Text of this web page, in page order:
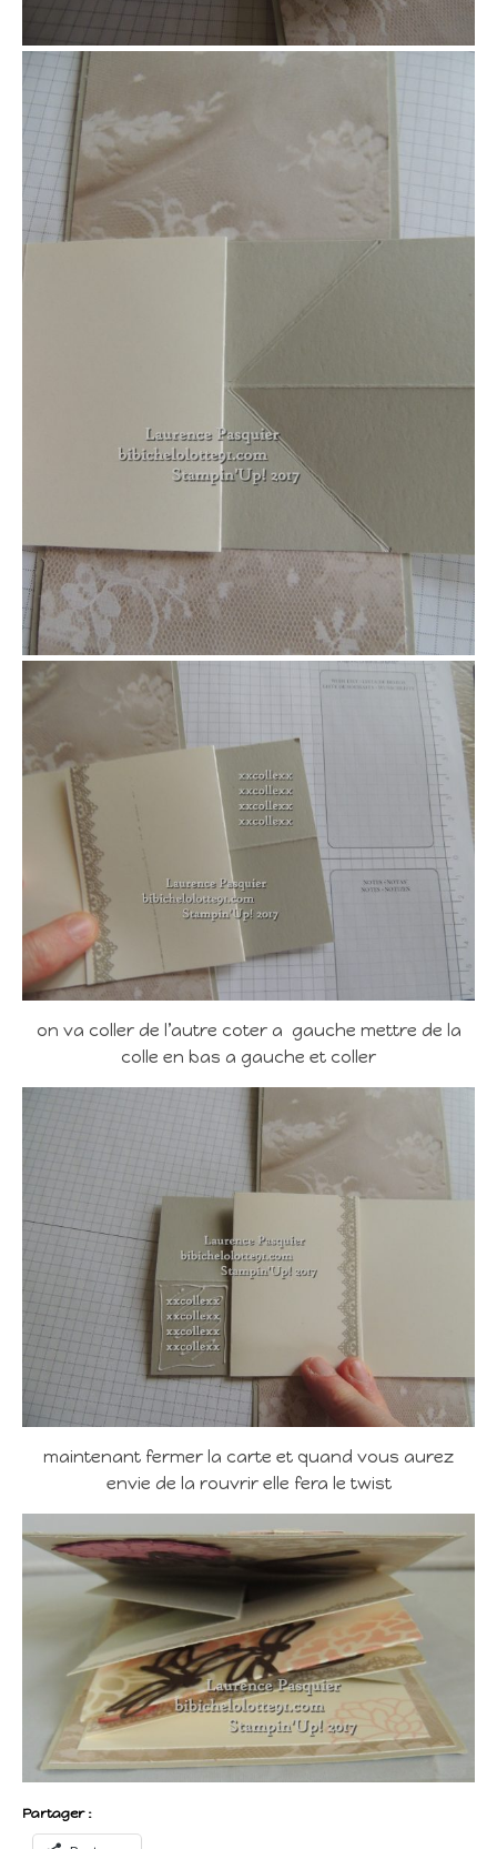
on va coller de l’autre coter a gauche mettre de la
colle en bas a gauche et coller
maintenant fermer la carte et quand vous aurez
envie de la rouvrir elle fera le twist
Partager :